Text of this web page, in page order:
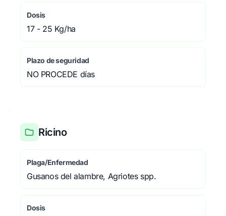
Dosis
17 - 25 Kg/ha
Plazo de seguridad
NO PROCEDE días
Ricino
Plaga/Enfermedad
Gusanos del alambre, Agriotes spp.
Dosis